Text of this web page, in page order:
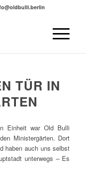
TÜR IN
Einheit war Old Bulli
Ministergärten. Dort
haben auch uns selbst
unterwegs – Es